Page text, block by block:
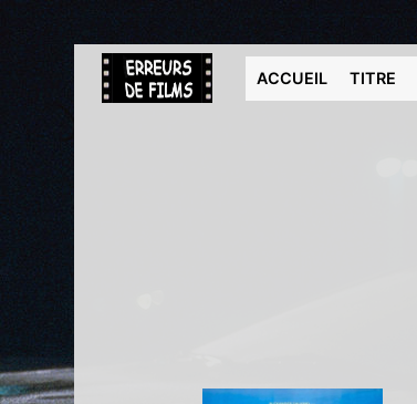
ACCUEIL TITRE